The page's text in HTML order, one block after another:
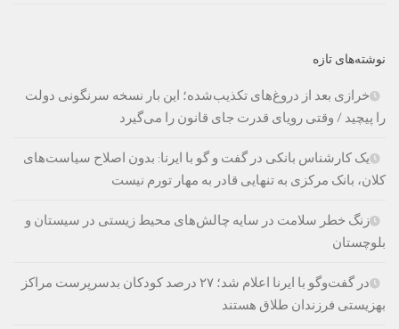
نوشته‌های تازه
خرازی بعد از دروغ‌های تکذیب‌شده؛ این بار نسخه سرنگونی دولت
را پیچید / وقتی رویای قدرت جای قانون را می‌گیرد
یک کارشناس بانکی در گفت و گو با ایرنا: بدون اصلاح سیاست‌های
کلان، بانک مرکزی به تنهایی قادر به مهار تورم نیست
زنگ خطر سلامت در سایه چالش‌های محیط زیستی در سیستان و
بلوچستان
در گفت‌وگو با ایرنا اعلام شد؛ ۲۷ درصد کودکان بدسرپرست مراکز
بهزیستی فرزندان طلاق هستند